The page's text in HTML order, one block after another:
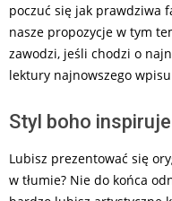
poczuć się jak prawdziwa
nasze propozycje w tym
zawodzi, jeśli chodzi o
lektury najnowszego
Styl boho
Lubisz prezentować się
w tłumie? Nie do końca